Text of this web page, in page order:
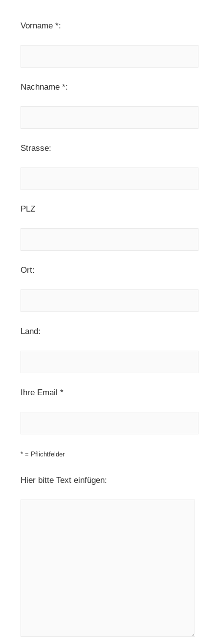
Vorname *:
Nachname *:
Strasse:
PLZ
Ort:
Land:
Ihre Email *
* = Pflichtfelder
Hier bitte Text einfügen: